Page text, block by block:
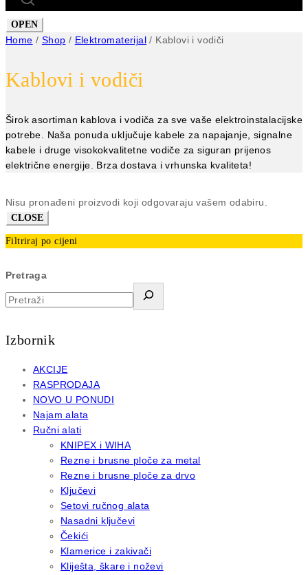
OPEN
Home / Shop / Elektromaterijal / Kablovi i vodiči
Kablovi i vodiči
Širok asortiman kablova i vodiča za sve vaše elektroinstalacijske
potrebe. Naša ponuda uključuje kabele za napajanje, signalne
kabele i druge visokokvalitetne vodiče za siguran prijenos
električne energije. Brza dostava i vrhunska kvaliteta!
Nisu pronađeni proizvodi koji odgovaraju vašem odabiru.
CLOSE
Filtriraj po cijeni
Pretraga
Izbornik
AKCIJE
RASPRODAJA
NOVO U PONUDI
Najam alata
Ručni alati
KNIPEX i WIHA
Rezne i brusne ploče za metal
Rezne i brusne ploče za drvo
Ključevi
Setovi ručnog alata
Nasadni ključevi
Čekići
Klamerice i zakivači
Kliješta, škare i noževi